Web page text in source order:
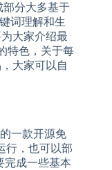
部分大多基于
词理解和生
大家介绍最
特色，关于每
大家可以自
一款开源免
行，也可以部
完成一些基本